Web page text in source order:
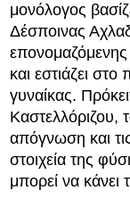
μονόλογος
Δέσποινας
και εστιάζει
γυναίκας.
Καστελλόριζου,
απόγνωση και
στοιχεία της
μπορεί να κάνει